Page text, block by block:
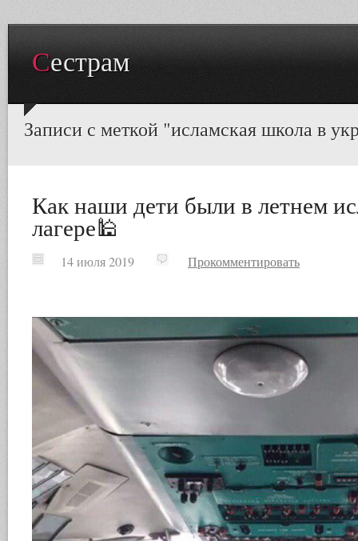
Сестрам
Записи с меткой "исламская школа в
Как наши дети были в летнем
лагере🕌
14 июля 2019 Прокомментировать